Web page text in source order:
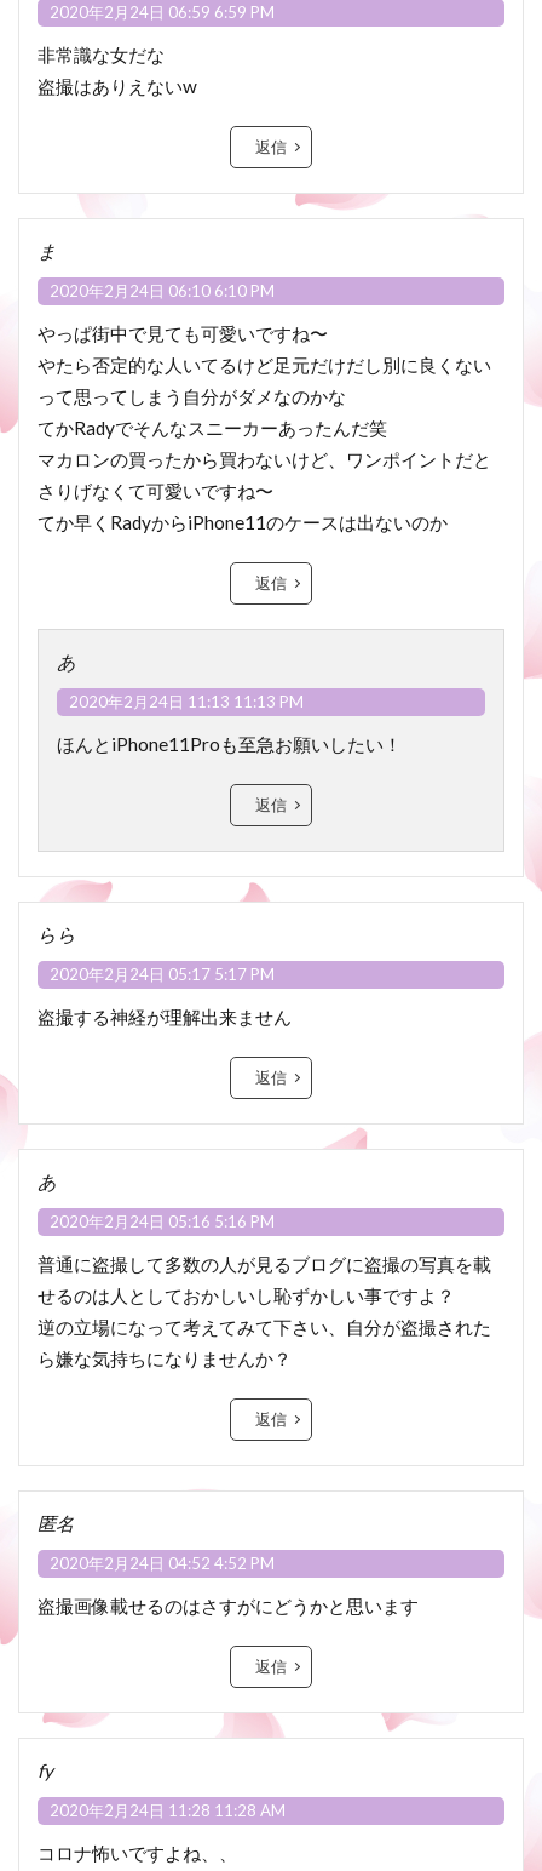
2020年2月24日 06:59 6:59 PM
非常識な女だな
盗撮はありえないw
返信
ま
2020年2月24日 06:10 6:10 PM
やっぱ街中で見ても可愛いですね〜
やたら否定的な人いてるけど足元だけだし別に良くない
って思ってしまう自分がダメなのかな
てかRadyでそんなスニーカーあったんだ笑
マカロンの買ったから買わないけど、ワンポイントだと
さりげなくて可愛いですね〜
てか早くRadyからiPhone11のケースは出ないのか
返信
あ
2020年2月24日 11:13 11:13 PM
ほんとiPhone11Proも至急お願いしたい！
返信
らら
2020年2月24日 05:17 5:17 PM
盗撮する神経が理解出来ません
返信
あ
2020年2月24日 05:16 5:16 PM
普通に盗撮して多数の人が見るブログに盗撮の写真を載
せるのは人としておかしいし恥ずかしい事ですよ？
逆の立場になって考えてみて下さい、自分が盗撮された
ら嫌な気持ちになりませんか？
返信
匿名
2020年2月24日 04:52 4:52 PM
盗撮画像載せるのはさすがにどうかと思います
返信
fy
2020年2月24日 11:28 11:28 AM
コロナ怖いですよね、、